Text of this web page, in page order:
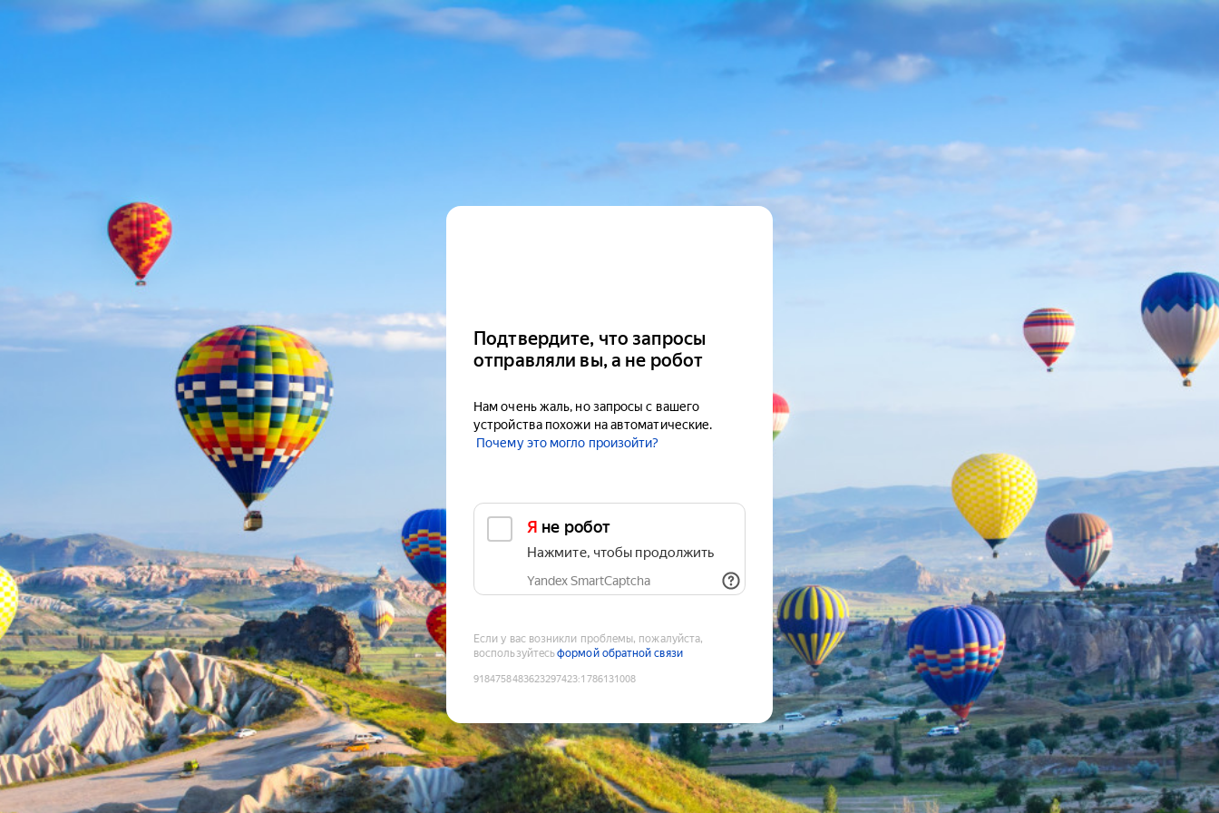
Подтвердите, что запросы
отправляли вы, а не робот
Нам очень жаль, но запросы с вашего
устройства похожи на автоматические.
Почему это могло произойти?
Я не робот
Нажмите, чтобы продолжить
Yandex SmartCaptcha
Если у вас возникли проблемы, пожалуйста,
воспользуйтесьформой обратной связи
9184758483623297423:1786131008